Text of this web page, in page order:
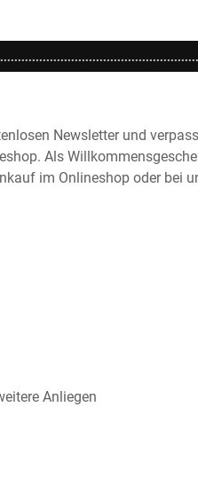
extra auf
Newsletter und
Als
im Onlineshop oder bei
Anliegen